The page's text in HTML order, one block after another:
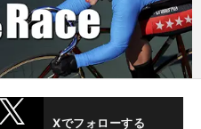
Xでフォローする